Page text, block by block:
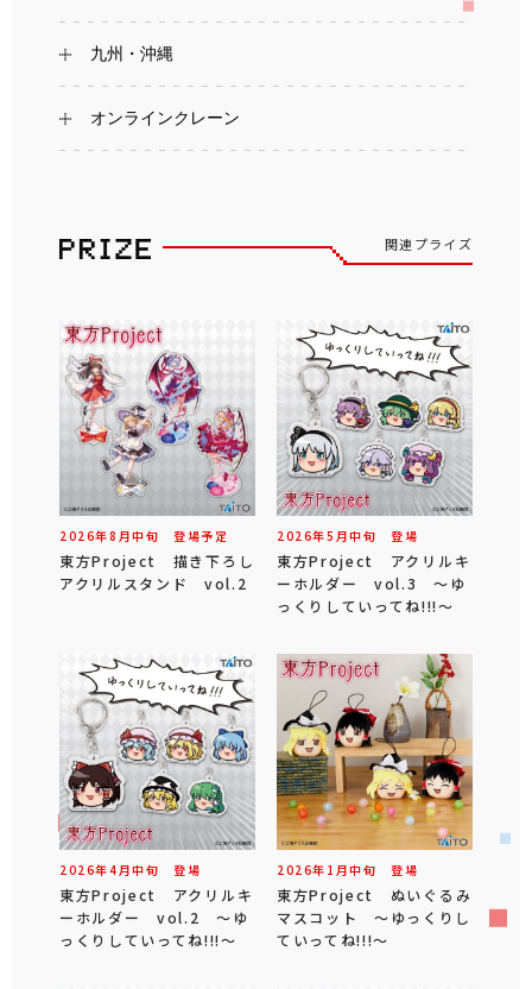
九州・沖縄
オンラインクレーン
関連プライズ
2026年8 月中旬 登場予定
東方Project 描き下ろし
アクリルスタンド vol.2
2026年5 月中旬 登場
東方Project アクリルキ
ーホルダー vol.3 ～ゆ
っくりしていってね!!!～
2026年4 月中旬 登場
東方Project アクリルキ
ーホルダー vol.2 ～ゆ
っくりしていってね!!!～
2026年 1 月中旬 登場
東方Project ぬいぐるみ
マスコット ～ゆっくりし
ていってね!!!～